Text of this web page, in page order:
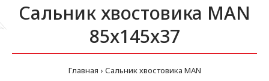
Сальник хвостовика MAN
85x145x37
Главная Сальник хвостовика MAN